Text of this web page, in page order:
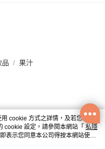
免運費
品 果汁
cookie 方式之詳情，及若您不希
cookie 設定，請參閱本網站「 私隱
表示您同意本公司得按本網站使用